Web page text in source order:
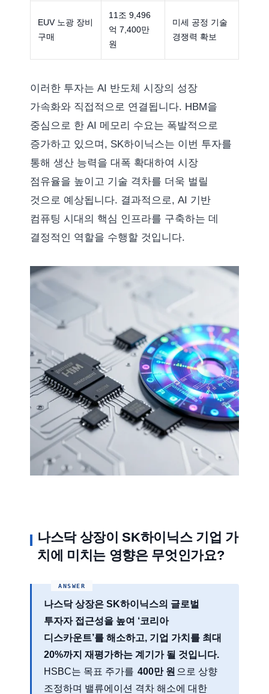
EUV 노광 장비
구매
11조 9,496
억 7,400만
원
미세 공정 기술
경쟁력 확보
이러한 투자는 AI 반도체 시장의 성장
가속화와 직접적으로 연결됩니다. HBM을
중심으로 한 AI 메모리 수요는 폭발적으로
증가하고 있으며, SK하이닉스는 이번 투자를
통해 생산 능력을 대폭 확대하여 시장
점유율을 높이고 기술 격차를 더욱 벌릴
것으로 예상됩니다. 결과적으로, AI 기반
컴퓨팅 시대의 핵심 인프라를 구축하는 데
결정적인 역할을 수행할 것입니다.
나스닥 상장이 SK하이닉스 기업 가
치에 미치는 영향은 무엇인가요?
나스닥 상장은 SK하이닉스의 글로벌
투자자 접근성을 높여 ‘코리아
디스카운트’를 해소하고, 기업 가치를 최대
20%까지 재평가하는 계기가 될 것입니다.
HSBC는 목표 주가를 400만 원 으로 상향
조정하며 밸류에이션 격차 해소에 대한